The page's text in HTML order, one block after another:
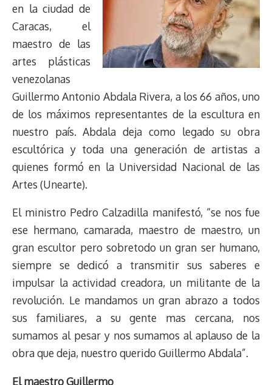
en la ciudad de
Caracas, el
maestro de las
artes plásticas
venezolanas
Guillermo Antonio Abdala Rivera, a los 66 años, uno
de los máximos representantes de la escultura en
nuestro país. Abdala deja como legado su obra
escultórica y toda una generación de artistas a
quienes formó en la Universidad Nacional de las
Artes (Unearte).
El ministro Pedro Calzadilla manifestó, “se nos fue
ese hermano, camarada, maestro de maestro, un
gran escultor pero sobretodo un gran ser humano,
siempre se dedicó a transmitir sus saberes e
impulsar la actividad creadora, un militante de la
revolución. Le mandamos un gran abrazo a todos
sus familiares, a su gente mas cercana, nos
sumamos al pesar y nos sumamos al aplauso de la
obra que deja, nuestro querido Guillermo Abdala”.
El maestro Guillermo